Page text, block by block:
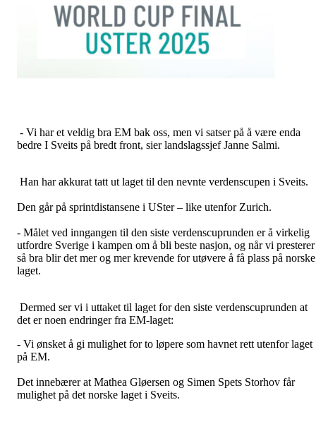
- Vi har et veldig bra EM bak oss, men vi satser på å være enda
bedre I Sveits på bredt front, sier landslagssjef Janne Salmi.
Han har akkurat tatt ut laget til den nevnte verdenscupen i Sveits.
Den går på sprintdistansene i USter – like utenfor Zurich.
- Målet ved inngangen til den siste verdenscuprunden er å virkelig
utfordre Sverige i kampen om å bli beste nasjon, og når vi presterer
så bra blir det mer og mer krevende for utøvere å få plass på norske
laget.
Dermed ser vi i uttaket til laget for den siste verdenscuprunden at
det er noen endringer fra EM-laget:
- Vi ønsket å gi mulighet for to løpere som havnet rett utenfor laget
på EM.
Det innebærer at Mathea Gløersen og Simen Spets Storhov får
mulighet på det norske laget i Sveits.